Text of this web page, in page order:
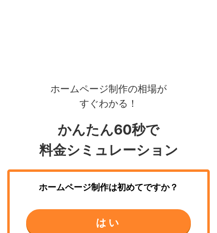
ホームページ制作の相場が
すぐわかる！
かんたん60秒で
料金シミュレーション
ホームページ制作は初めてですか？
はい